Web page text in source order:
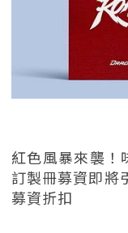
紅色風暴來襲！
訂製冊募資即將
募資折扣